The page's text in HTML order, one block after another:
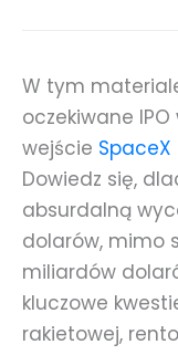
W tym
oczekiwane
wejście SpaceX
Dowiedz się,
absurdalną
dolarów, mimo
miliardów
kluczowe
rakietowej,